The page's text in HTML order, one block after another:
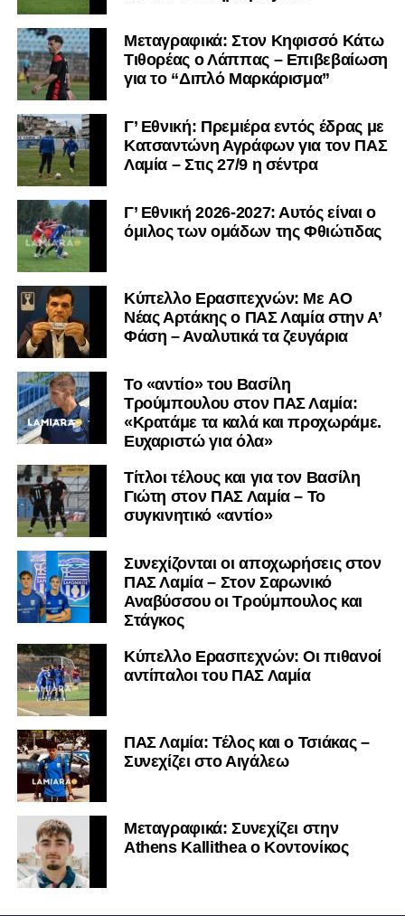
Μεταγραφικά: Στον Κηφισσό Κάτω
Τιθορέας ο Λάππας – Επιβεβαίωση
για το “Διπλό Μαρκάρισμα”
Γ’ Εθνική: Πρεμιέρα εντός έδρας με
Κατσαντώνη Αγράφων για τον ΠΑΣ
Λαμία – Στις 27/9 η σέντρα
Γ’ Εθνική 2026-2027: Αυτός είναι ο
όμιλος των ομάδων της Φθιώτιδας
Kύπελλο Ερασιτεχνών: Με AO
Nέας Αρτάκης ο ΠΑΣ Λαμία στην Α’
Φάση – Αναλυτικά τα ζευγάρια
Το «αντίο» του Βασίλη
Τρούμπουλου στον ΠΑΣ Λαμία:
«Κρατάμε τα καλά και προχωράμε.
Ευχαριστώ για όλα»
Τίτλοι τέλους και για τον Βασίλη
Γιώτη στον ΠΑΣ Λαμία – Το
συγκινητικό «αντίο»
Συνεχίζονται οι αποχωρήσεις στον
ΠΑΣ Λαμία – Στον Σαρωνικό
Αναβύσσου οι Τρούμπουλος και
Στάγκος
Κύπελλο Ερασιτεχνών: Οι πιθανοί
αντίπαλοι του ΠΑΣ Λαμία
ΠΑΣ Λαμία: Τέλος και ο Τσιάκας –
Συνεχίζει στο Αιγάλεω
Mεταγραφικά: Συνεχίζει στην
Athens Kallithea ο Κοντονίκος